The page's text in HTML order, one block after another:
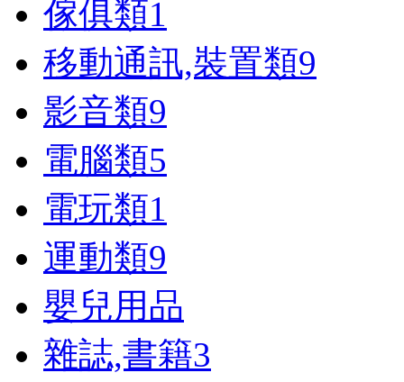
傢俱類1
移動通訊,裝置類9
影音類9
電腦類5
電玩類1
運動類9
嬰兒用品
雜誌,書籍3